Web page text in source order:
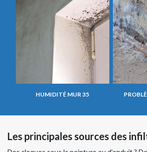
HUMIDITÉ MUR 35
Les principales sources des